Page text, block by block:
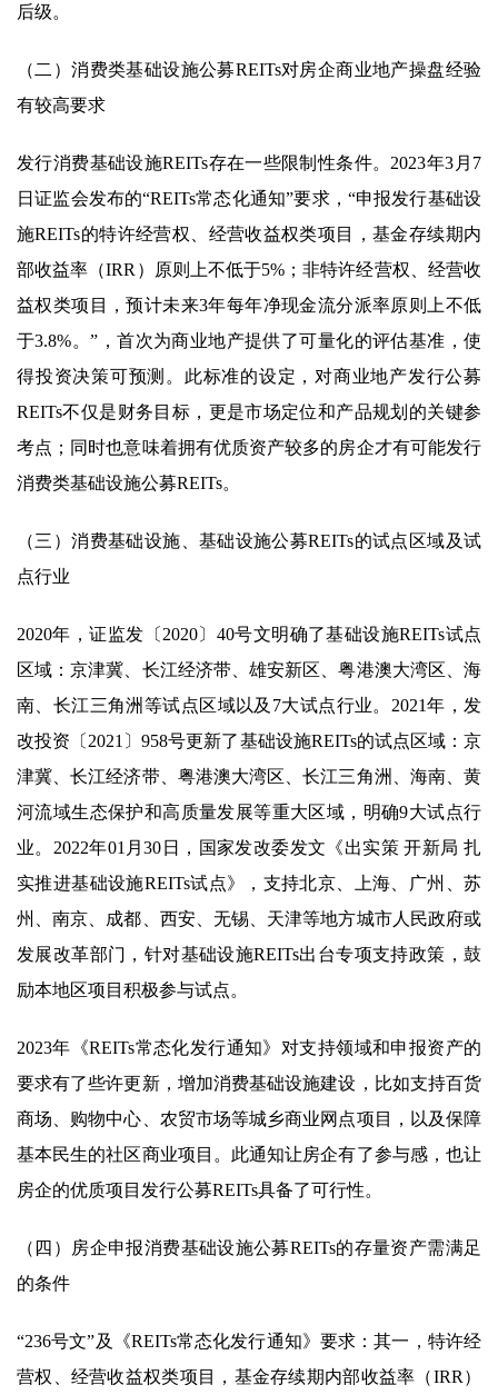
后级。
（二）消费类基础设施公募REITs对房企商业地产操盘经验
有较高要求
发行消费基础设施REITs存在一些限制性条件。2023年3月7
日证监会发布的“REITs常态化通知”要求，“申报发行基础设
施REITs的特许经营权、经营收益权类项目，基金存续期内
部收益率（IRR）原则上不低于5%；非特许经营权、经营收
益权类项目，预计未来3年每年净现金流分派率原则上不低
于3.8%。”，首次为商业地产提供了可量化的评估基准，使
得投资决策可预测。此标准的设定，对商业地产发行公募
REITs不仅是财务目标，更是市场定位和产品规划的关键参
考点；同时也意味着拥有优质资产较多的房企才有可能发行
消费类基础设施公募REITs。
（三）消费基础设施、基础设施公募REITs的试点区域及试
点行业
2020年，证监发〔2020〕40号文明确了基础设施REITs试点
区域：京津冀、长江经济带、雄安新区、粤港澳大湾区、海
南、长江三角洲等试点区域以及7大试点行业。2021年，发
改投资〔2021〕958号更新了基础设施REITs的试点区域：京
津冀、长江经济带、粤港澳大湾区、长江三角洲、海南、黄
河流域生态保护和高质量发展等重大区域，明确9大试点行
业。2022年01月30日，国家发改委发文《出实策 开新局 扎
实推进基础设施REITs试点》，支持北京、上海、广州、苏
州、南京、成都、西安、无锡、天津等地方城市人民政府或
发展改革部门，针对基础设施REITs出台专项支持政策，鼓
励本地区项目积极参与试点。
2023年《REITs常态化发行通知》对支持领域和申报资产的
要求有了些许更新，增加消费基础设施建设，比如支持百货
商场、购物中心、农贸市场等城乡商业网点项目，以及保障
基本民生的社区商业项目。此通知让房企有了参与感，也让
房企的优质项目发行公募REITs具备了可行性。
（四）房企申报消费基础设施公募REITs的存量资产需满足
的条件
“236号文”及《REITs常态化发行通知》要求：其一，特许经
营权、经营收益权类项目，基金存续期内部收益率（IRR）